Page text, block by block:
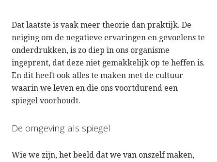
Dat laatste is vaak meer theorie dan praktijk. De
neiging om de negatieve ervaringen en gevoelens te
onderdrukken, is zo diep in ons organisme
ingeprent, dat deze niet gemakkelijk op te heffen is.
En dit heeft ook alles te maken met de cultuur
waarin we leven en die ons voortdurend een
spiegel voorhoudt.
De omgeving als spiegel
Wie we zijn, het beeld dat we van onszelf maken,